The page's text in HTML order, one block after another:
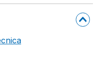
Exclusivamente para